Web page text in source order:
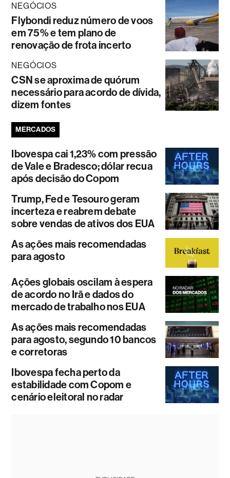
NEGÓCIOS
Flybondi reduz número de voos
em 75% e tem plano de
renovação de frota incerto
NEGÓCIOS
CSN se aproxima de quórum
necessário para acordo de dívida,
dizem fontes
MERCADOS
Ibovespa cai 1,23% com pressão
de Vale e Bradesco; dólar recua
após decisão do Copom
Trump, Fed e Tesouro geram
incerteza e reabrem debate
sobre vendas de ativos dos EUA
As ações mais recomendadas
para agosto
Ações globais oscilam à espera
de acordo no Irã e dados do
mercado de trabalho nos EUA
As ações mais recomendadas
para agosto, segundo 10 bancos
e corretoras
Ibovespa fecha perto da
estabilidade com Copom e
cenário eleitoral no radar